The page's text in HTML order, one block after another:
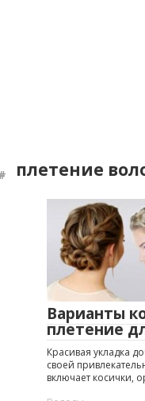
плетение
Варианты
плетение
Красивая укладка
своей
включает косички,